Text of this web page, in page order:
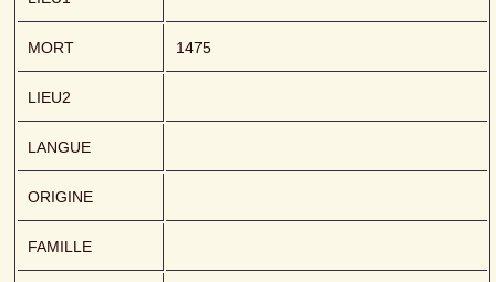
MORT 1475
LIEU2
LANGUE
ORIGINE
FAMILLE